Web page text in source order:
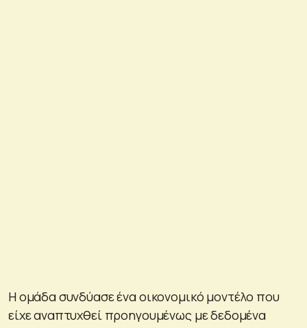
Η ομάδα συνδύασε ένα οικονομικό μοντέλο που
είχε αναπτυχθεί προηγουμένως με δεδομένα